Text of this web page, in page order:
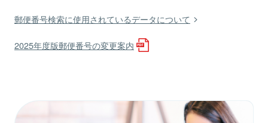
郵便番号検索に使用されているデータについて
2025年度版郵便番号の変更案内